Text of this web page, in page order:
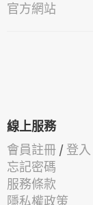
官方網站
線上服務
會員註冊 / 登入
忘記密碼
服務條款
隱私權政策